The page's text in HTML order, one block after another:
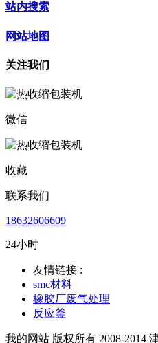
站内搜索
网站地图
关注我们
微信
收藏
联系我们
18632606609
24小时
友情链接 :
smc材料
橡胶厂废气处理
反应釜
我的网站 版权所有 2008-2014